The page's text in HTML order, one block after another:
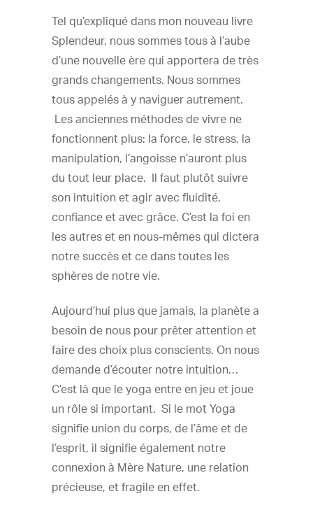
Tel qu’expliqué dans mon nouveau livre
Splendeur, nous sommes tous à l’aube
d’une nouvelle ère qui apportera de très
grands changements. Nous sommes
tous appelés à y naviguer autrement.
Les anciennes méthodes de vivre ne
fonctionnent plus: la force, le stress, la
manipulation, l’angoisse n’auront plus
du tout leur place. Il faut plutôt suivre
son intuition et agir avec fluidité,
confiance et avec grâce. C’est la foi en
les autres et en nous-mêmes qui dictera
notre succès et ce dans toutes les
sphères de notre vie.
Aujourd’hui plus que jamais, la planète a
besoin de nous pour prêter attention et
faire des choix plus conscients. On nous
demande d’écouter notre intuition…
C’est là que le yoga entre en jeu et joue
un rôle si important. Si le mot Yoga
signifie union du corps, de l’âme et de
l’esprit, il signifie également notre
connexion à Mère Nature, une relation
précieuse, et fragile en effet.